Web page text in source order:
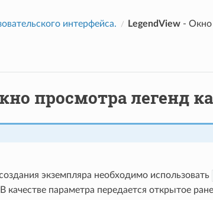
интерфейса. LegendView- Окно
просмотра легенд
экземпляра необходимо использовать
качестве параметра передается открытое